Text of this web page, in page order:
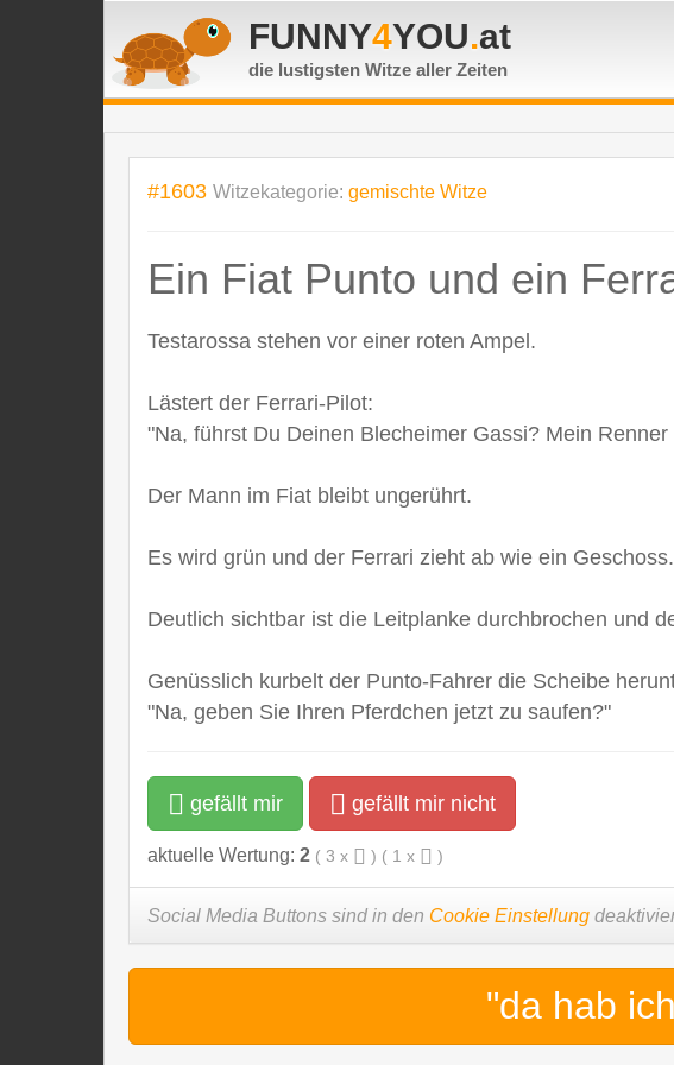
FUNNY4YOU.at
die lustigsten Witze aller Zeiten
#1603 Witzekategorie: gemischte Witze
Ein Fiat Punto und ein
Testarossa stehen vor einer roten Ampel.
Lästert der Ferrari-Pilot:
"Na, führst Du Deinen Blecheimer Gassi? Mein
Der Mann im Fiat bleibt ungerührt.
Es wird grün und der Ferrari zieht ab wie ein
Deutlich sichtbar ist die Leitplanke durchbrochen und
Genüsslich kurbelt der Punto-Fahrer die Scheibe
"Na, geben Sie Ihren Pferdchen jetzt zu saufen?"
gefällt mir gefällt mir nicht
aktuelle Wertung: 2 ( 3 x ) ( 1 x )
Social Media Buttons sind in den Cookie Einstellung
"da hab